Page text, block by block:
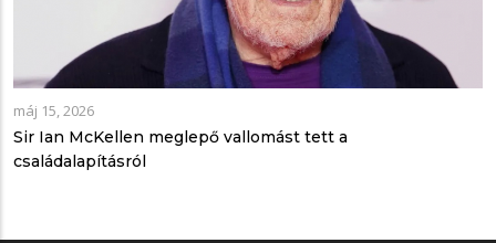
máj 15, 2026
Sir Ian McKellen meglepő vallomást tett a
családalapításról